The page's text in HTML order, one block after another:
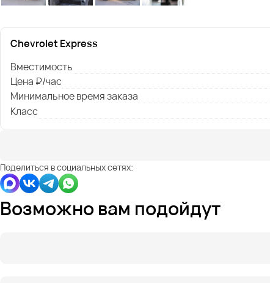
Chevrolet Express
Вместимость
Цена ₽/час
Минимальное время заказа
Класс
Поделиться в социальных сетях:
Возможно вам подойдут